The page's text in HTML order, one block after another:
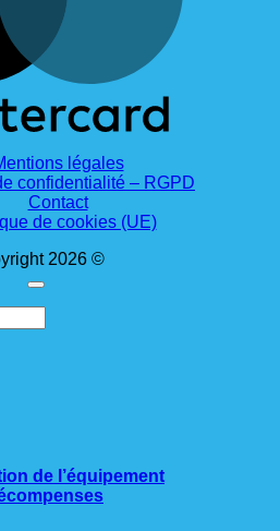
légales
confidentialité – RGPD
Contact
de cookies (UE)
2026 ©
de l’équipement